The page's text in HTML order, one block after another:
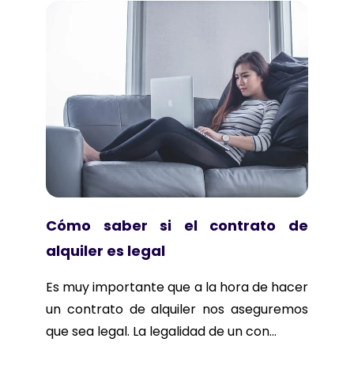
Cómo saber si el contrato de
alquiler es legal
Es muy importante que a la hora de hacer
un contrato de alquiler nos aseguremos
que sea legal. La legalidad de un con...